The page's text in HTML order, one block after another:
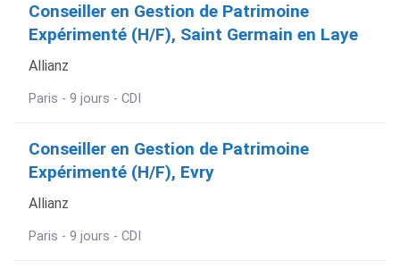
Conseiller en Gestion de Patrimoine
Expérimenté (H/F), Saint Germain en Laye
Allianz
Paris - 9 jours - CDI
Conseiller en Gestion de Patrimoine
Expérimenté (H/F), Evry
Allianz
Paris - 9 jours - CDI